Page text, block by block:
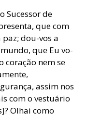
Sucessor de
que com
dou-vos a
que Eu vo-
coração nem se
assim nos
com o vestuário
Olhai como